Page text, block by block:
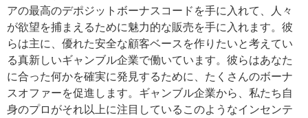
アの最高のデポジットボーナスコードを手に入れて、人々
が欲望を捕まえるために魅力的な販売を手に入れます。彼
らは主に、優れた安全な顧客ベースを作りたいと考えてい
る真新しいギャンブル企業で働いています。彼らはあなた
に合った何かを確実に発見するために、たくさんのボーナ
スオファーを促進します。ギャンブル企業から、私たち自
身のプロがそれ以上に注目しているこのようなインセンテ